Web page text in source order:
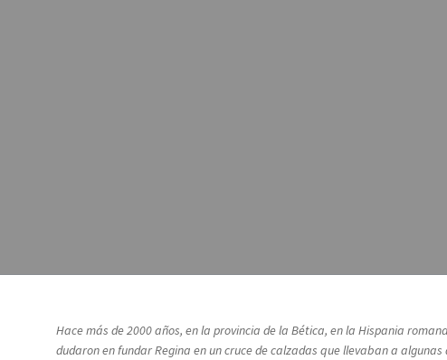
Hace más de 2000 años, en la provincia de la Bética, en la Hispania
dudaron en fundar Regina en un cruce de calzadas que llevaban a